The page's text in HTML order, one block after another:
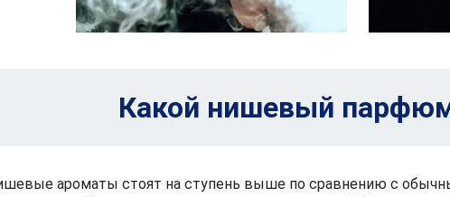
Какой нишевый
ароматы стоят на ступень выше по сравнению с